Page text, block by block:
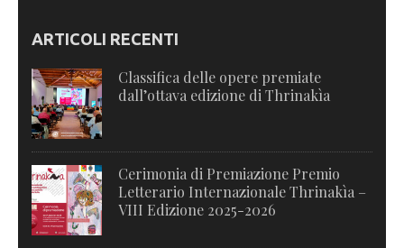
ARTICOLI RECENTI
Classifica delle opere premiate
dall’ottava edizione di Thrinakìa
Cerimonia di Premiazione Premio
Letterario Internazionale Thrinakìa –
VIII Edizione 2025-2026